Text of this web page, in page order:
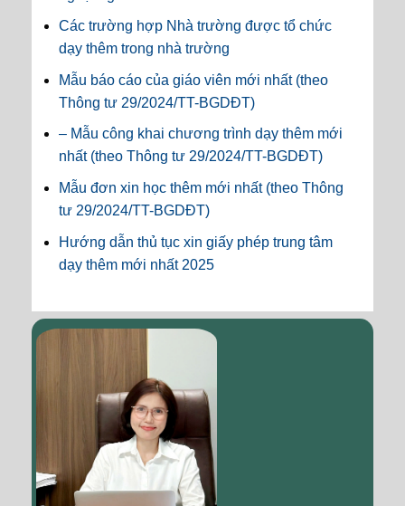
Các trường hợp Nhà trường được tổ chức
dạy thêm trong nhà trường
Mẫu báo cáo của giáo viên mới nhất (theo
Thông tư 29/2024/TT-BGDĐT)
– Mẫu công khai chương trình dạy thêm mới
nhất (theo Thông tư 29/2024/TT-BGDĐT)
Mẫu đơn xin học thêm mới nhất (theo Thông
tư 29/2024/TT-BGDĐT)
Hướng dẫn thủ tục xin giấy phép trung tâm
dạy thêm mới nhất 2025